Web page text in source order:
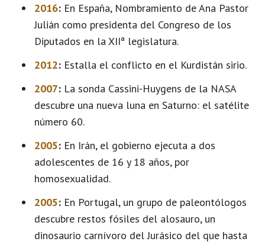
2016: En España, Nombramiento de Ana Pastor
Julián como presidenta del Congreso de los
Diputados en la XIIª legislatura.
2012: Estalla el conflicto en el Kurdistán sirio.
2007: La sonda Cassini-Huygens de la NASA
descubre una nueva luna en Saturno: el satélite
número 60.
2005: En Irán, el gobierno ejecuta a dos
adolescentes de 16 y 18 años, por
homosexualidad.
2005: En Portugal, un grupo de paleontólogos
descubre restos fósiles del alosauro, un
dinosaurio carnívoro del Jurásico del que hasta